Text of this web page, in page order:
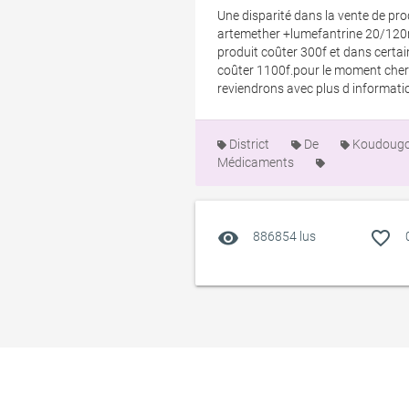
Une disparité dans la vente de
artemether +lumefantrine 20/
produit coûter 300f et dans
coûter 1100f.pour le moment
reviendrons avec plus d
District De
Médicaments
visibility 886854 lus favorite_outline